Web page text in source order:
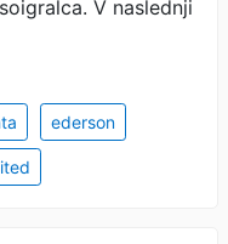
V naslednji
ederson